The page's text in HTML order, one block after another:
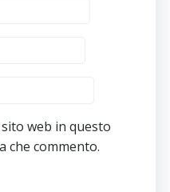
web in questo
che commento.